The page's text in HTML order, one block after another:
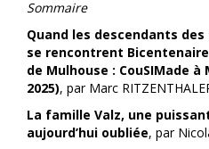
Sommaire
Quand les descendants
se rencontrent
de Mulhouse : CouSIMade
2025), par Marc
La famille Valz, une
aujourd’hui oubliée, par